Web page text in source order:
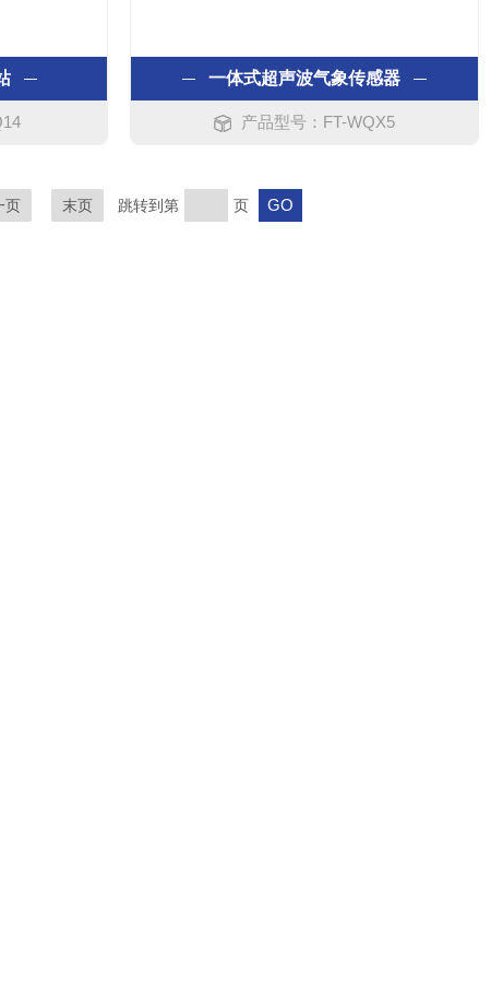
一体式超声波气象传感器
产品型号：FT-WQX5
页 末页 跳转到第 页